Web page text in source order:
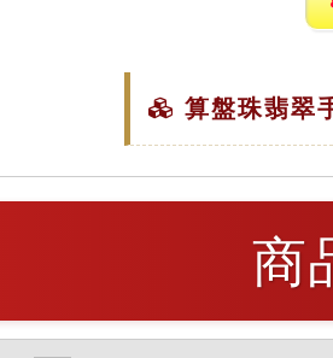
算盤珠翡翠
商